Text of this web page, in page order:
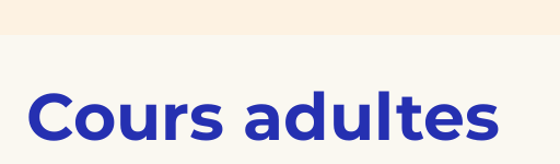
Cours adultes